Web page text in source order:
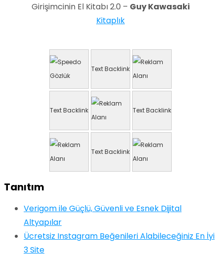
Girişimcinin El Kitabı 2.0 – Guy Kawasaki
Kitaplık
Text Backlink
Text Backlink Text Backlink
Text Backlink
Tanıtım
Verigom ile Güçlü, Güvenli ve Esnek Dijital
Altyapılar
Ücretsiz Instagram Beğenileri Alabileceğiniz En İyi
3 Site